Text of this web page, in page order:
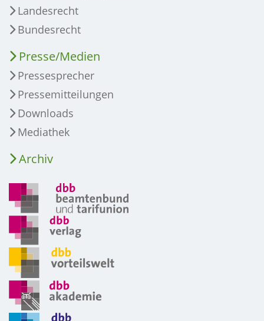
Landesrecht
Bundesrecht
Presse/Medien
Pressesprecher
Pressemitteilungen
Downloads
Mediathek
Archiv